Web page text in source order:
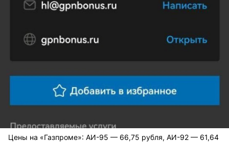
Цены на «Газпроме»: АИ-95 — 66,75 рубля, АИ-92 — 61,64